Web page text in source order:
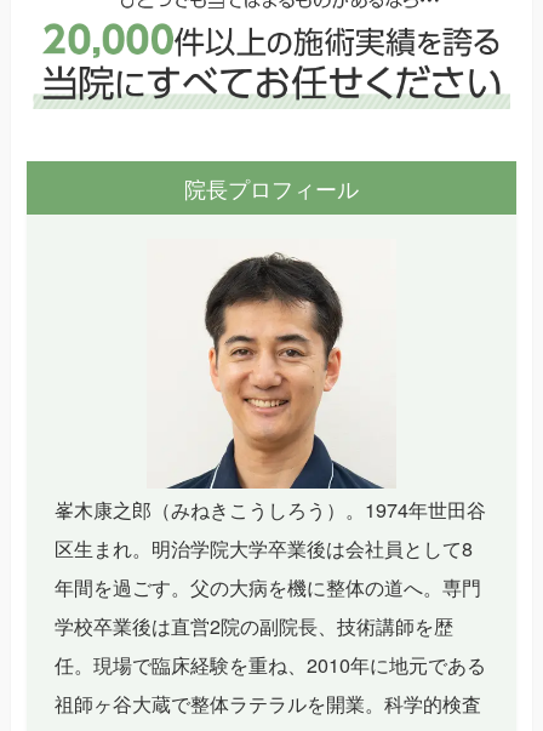
院長プロフィール
峯木康之郎（みねきこうしろう）。1974年世田谷
区生まれ。明治学院大学卒業後は会社員として8
年間を過ごす。父の大病を機に整体の道へ。専門
学校卒業後は直営2院の副院長、技術講師を歴
任。現場で臨床経験を重ね、2010年に地元である
祖師ヶ谷大蔵で整体ラテラルを開業。科学的検査